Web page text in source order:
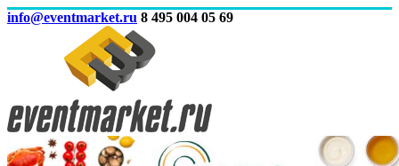
info@eventmarket.ru 8 495 004 05 69